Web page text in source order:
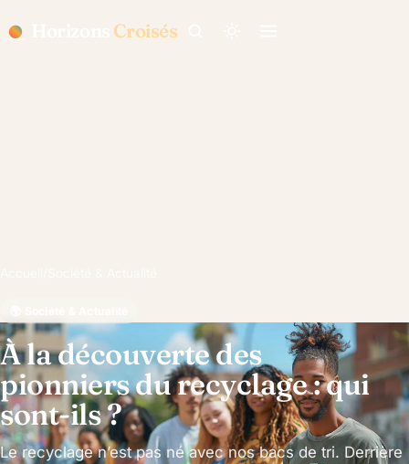
Croisés
À la découverte des
pionniers du recyclage : qui
sont-ils ?
Le recyclage n’est pas né avec nos bacs de tri. Derrière